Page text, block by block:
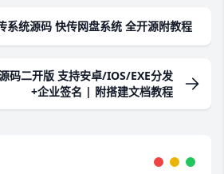
系统源码 快传网盘系统 全开源附教程
码二开版 支持安卓/IOS/EXE分发
+企业签名 | 附搭建文档教程